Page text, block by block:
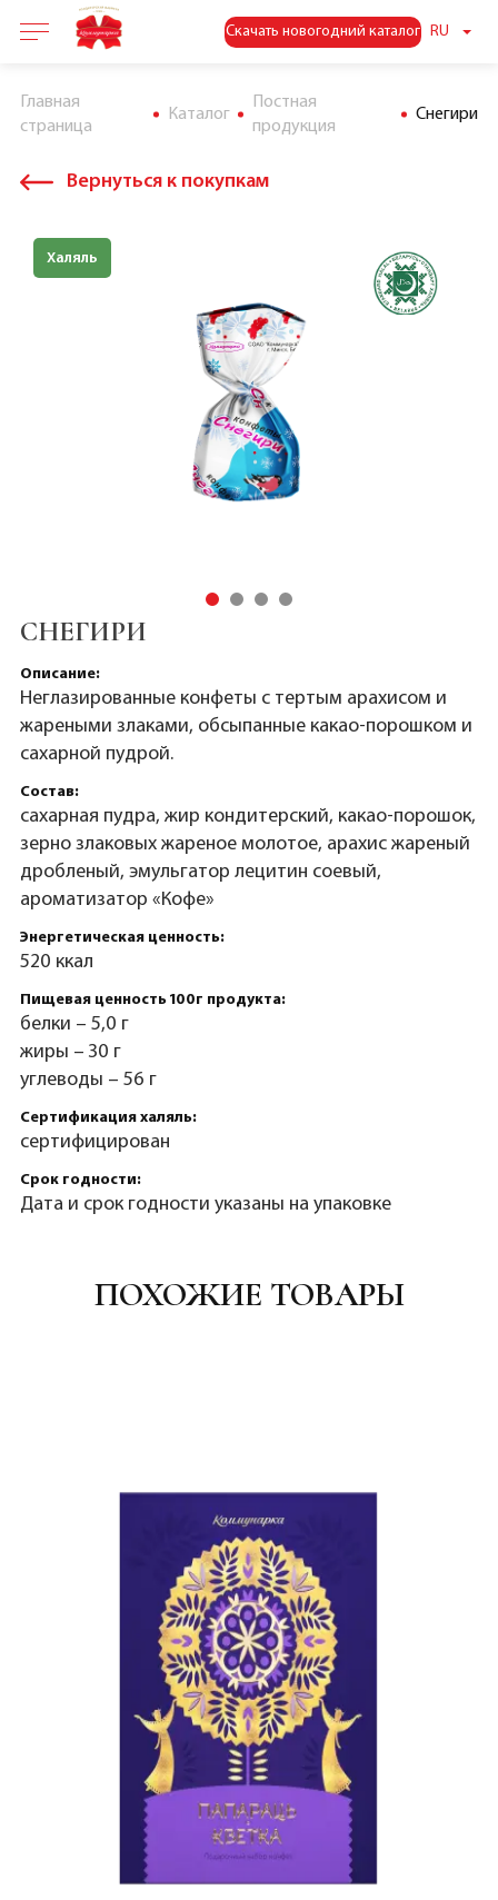
Скачать новогодний каталог RU
Главная
страница
Каталог
Постная
продукция
Снегири
Вернуться к покупкам
Халяль
СНЕГИРИ
Описание:
Неглазированные конфеты с тертым арахисом и
жареными злаками, обсыпанные какао-порошком и
сахарной пудрой.
Состав:
сахарная пудра, жир кондитерский, какао-порошок,
зерно злаковых жареное молотое, арахис жареный
дробленый, эмульгатор лецитин соевый,
ароматизатор «Кофе»
Энергетическая ценность:
520 ккал
Пищевая ценность 100г продукта:
белки – 5,0 г
жиры – 30 г
углеводы – 56 г
Сертификация халяль:
сертифицирован
Срок годности:
Дата и срок годности указаны на упаковке
ПОХОЖИЕ ТОВАРЫ